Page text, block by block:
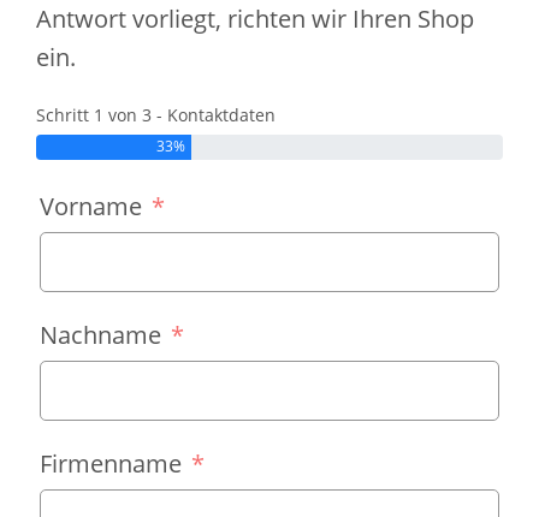
Antwort vorliegt, richten wir Ihren Shop
ein.
Schritt 1 von 3 - Kontaktdaten
33%
Vorname
Nachname
Firmenname